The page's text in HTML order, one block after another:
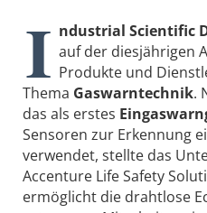
I ndustrial Scientific
auf der diesjährigen
Produkte und
Thema Gaswarntechnik.
das als erstes
Sensoren zur Erkennung
verwendet, stellte das
Accenture Life Safety
ermöglicht die drahtlose